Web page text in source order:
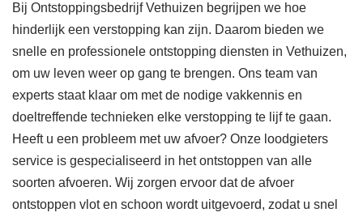
Bij Ontstoppingsbedrijf Vethuizen begrijpen we hoe
hinderlijk een verstopping kan zijn. Daarom bieden we
snelle en professionele ontstopping diensten in Vethuizen,
om uw leven weer op gang te brengen. Ons team van
experts staat klaar om met de nodige vakkennis en
doeltreffende technieken elke verstopping te lijf te gaan.
Heeft u een probleem met uw afvoer? Onze loodgieters
service is gespecialiseerd in het ontstoppen van alle
soorten afvoeren. Wij zorgen ervoor dat de afvoer
ontstoppen vlot en schoon wordt uitgevoerd, zodat u snel